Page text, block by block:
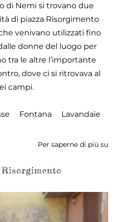
di Nemi si trovano due
di piazza Risorgimento
venivano utilizzati fino
donne del luogo per
tra le altre l’importante
dove ci si ritrovava al
campi.
Fontana
Lavandaie
Per saperne di più su